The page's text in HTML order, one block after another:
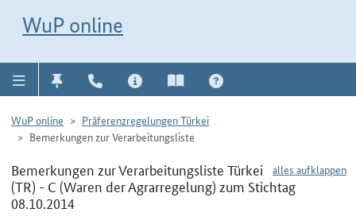
WuP online
WuP online
Präferenzregelungen Türkei
Bemerkungen zur Verarbeitungsliste
alles aufklappen
Bemerkungen zur Verarbeitungsliste Türkei
(TR) - C (Waren der Agrarregelung) zum Stichtag
08.10.2014